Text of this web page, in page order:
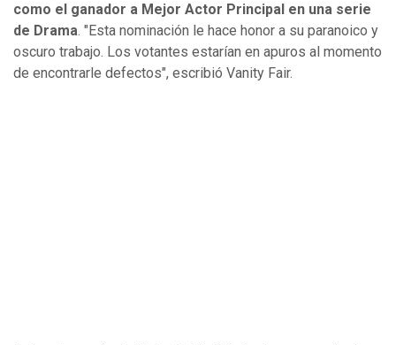
como el ganador a Mejor Actor Principal en una serie
de Drama. "Esta nominación le hace honor a su paranoico y
oscuro trabajo. Los votantes estarían en apuros al momento
de encontrarle defectos", escribió Vanity Fair.